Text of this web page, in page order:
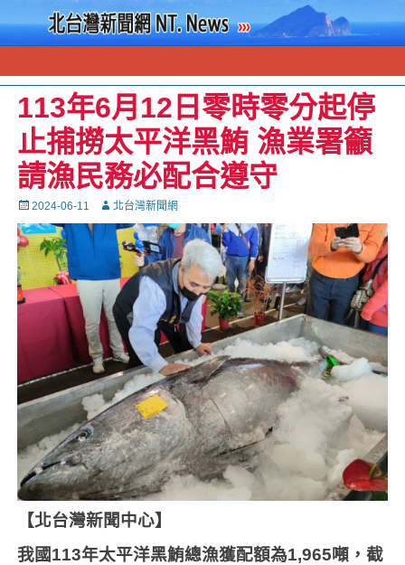
113年6月12日零時零分起停
止捕撈太平洋黑鮪 漁業署籲
請漁民務必配合遵守
Posted
on
2024-06-11 Autor北台灣新聞網
【北台灣新聞中心】
我國113年太平洋黑鮪總漁獲配額為1,965噸，截